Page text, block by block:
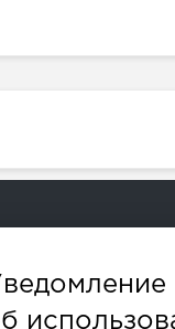
и другие